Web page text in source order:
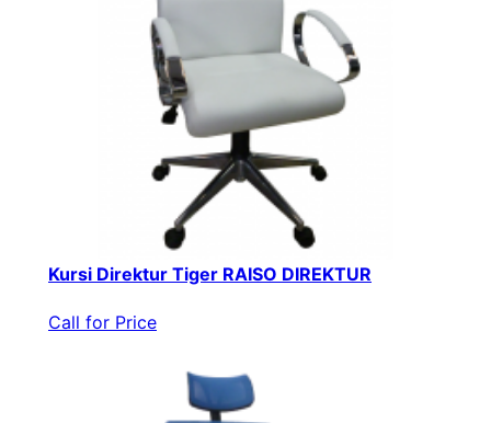
Kursi Direktur Tiger RAISO DIREKTUR
Call for Price